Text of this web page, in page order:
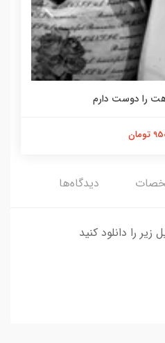
را دوست دارم
دیدگاه‌ها
را دانلود کنید